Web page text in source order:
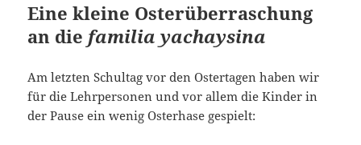
Eine kleine Osterüberraschung
an die familia yachaysina
Am letzten Schultag vor den Ostertagen haben wir
für die Lehrpersonen und vor allem die Kinder in
der Pause ein wenig Osterhase gespielt: